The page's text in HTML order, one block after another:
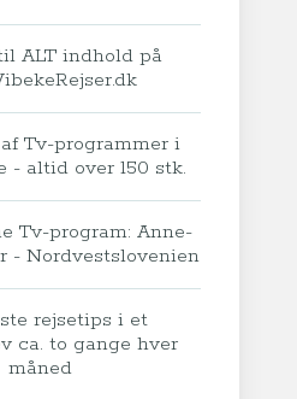
ALT indhold på
Tv-programmer i
altid over 150 stk.
Tv-program: Anne-
- Nordvestslovenien
rejsetips i et
ca. to gange hver
måned